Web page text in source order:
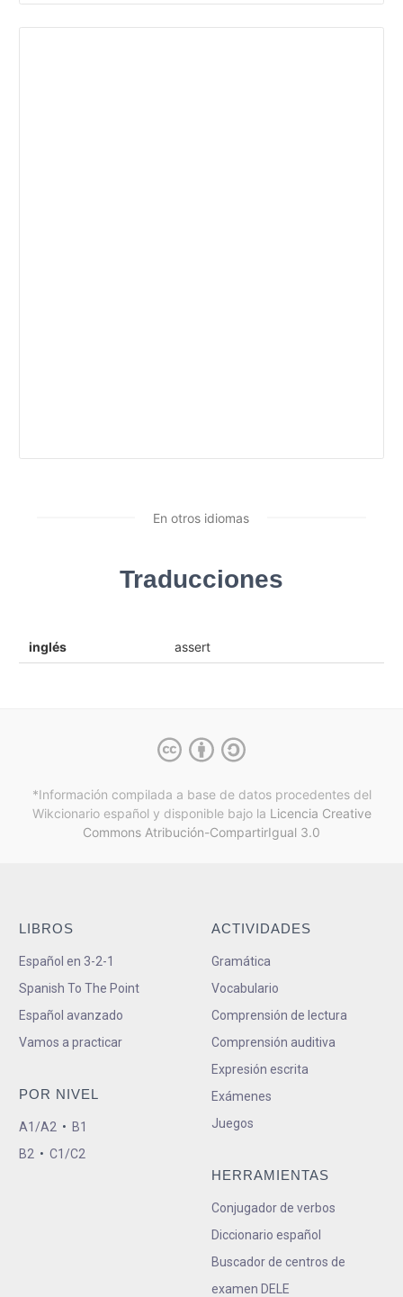
En otros idiomas
Traducciones
inglés assert
*Información compilada a base de datos procedentes del
Wikcionario español y disponible bajo la Licencia Creative
Commons Atribución-CompartirIgual 3.0
LIBROS
Español en 3-2-1
Spanish To The Point
Español avanzado
Vamos a practicar
POR NIVEL
A1/A2 • B1
B2 • C1/C2
ACTIVIDADES
Gramática
Vocabulario
Comprensión de lectura
Comprensión auditiva
Expresión escrita
Exámenes
Juegos
HERRAMIENTAS
Conjugador de verbos
Diccionario español
Buscador de centros de
examen DELE